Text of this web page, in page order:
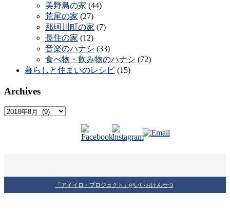
美野島の家 (44)
荒尾の家 (27)
那珂川町の家 (7)
長住の家 (12)
音楽のハナシ (33)
食べ物・飲み物のハナシ (72)
暮らしと住まいのレシピ (15)
Archives
Archives
「アイイロ・プロジェクト」@いいおけんせつ